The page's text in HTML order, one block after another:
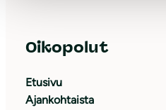
Oikopolut
Etusivu
Ajankohtaista